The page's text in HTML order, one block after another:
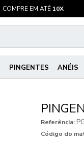
COMPRE EM ATÉ 10X
PINGENTES ANÉIS
Referência:
Código do